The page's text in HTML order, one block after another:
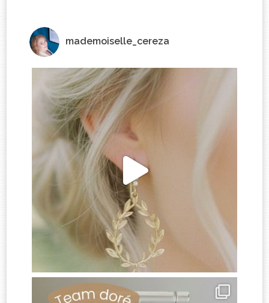
mademoiselle_cereza